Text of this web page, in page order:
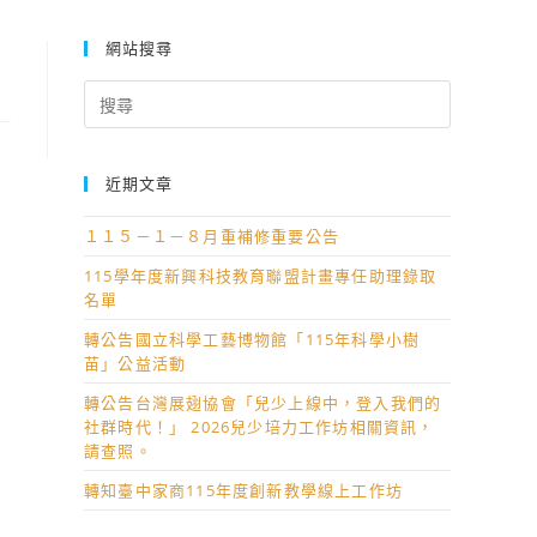
網站搜尋
for:
近期文章
１１５－１－８月重補修重要公告
115學年度新興科技教育聯盟計畫專任助理錄取
名單
轉公告國立科學工藝博物館「115年科學小樹
苗」公益活動
轉公告台灣展翅協會「兒少上線中，登入我們的
社群時代！」 2026兒少培力工作坊相關資訊，
請查照。
轉知臺中家商115年度創新教學線上工作坊